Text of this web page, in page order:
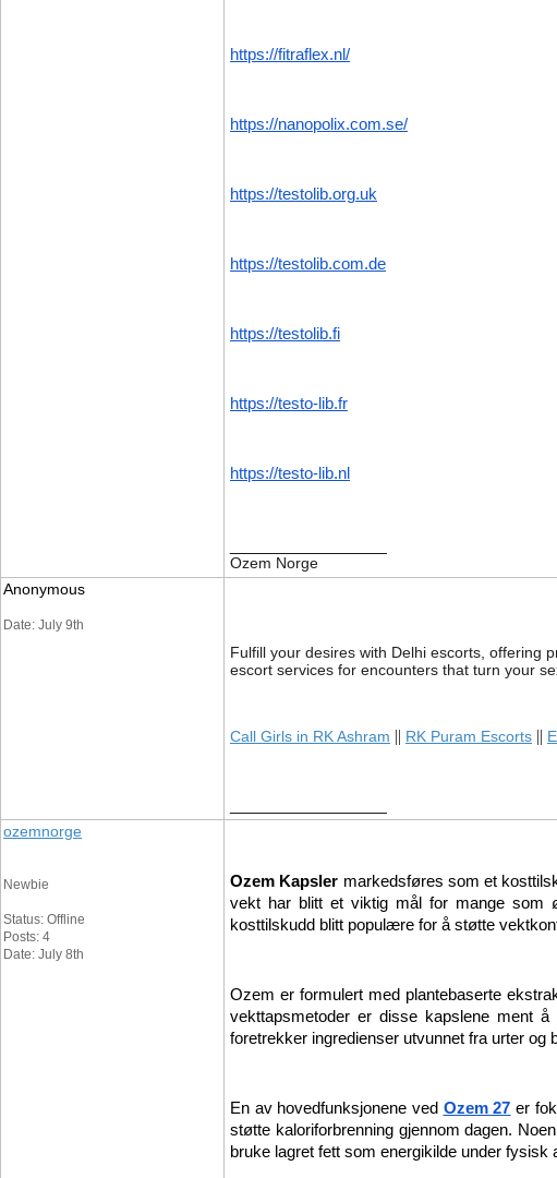
https://fitraflex.nl/
https://nanopolix.com.se/
https://testolib.org.uk
https://testolib.com.de
https://testolib.fi
https://testo-lib.fr
https://testo-lib.nl
Ozem Norge
Anonymous
Date: July 9th
Fulfill your desires with Delhi escorts, offering
escort services for encounters that turn your
Call Girls in RK Ashram || RK Puram Escorts ||
ozemnorge
Newbie
Status: Offline
Posts: 4
Date: July 8th
Ozem Kapsler markedsføres som et
vekt har blitt et viktig mål for mange som
kosttilskudd blitt populære for å støtte
Ozem er formulert med plantebaserte
vekttapsmetoder er disse kapslene ment
foretrekker ingredienser utvunnet fra urter og
En av hovedfunksjonene ved Ozem 27 er
støtte kaloriforbrenning gjennom dagen.
bruke lagret fett som energikilde under fysisk